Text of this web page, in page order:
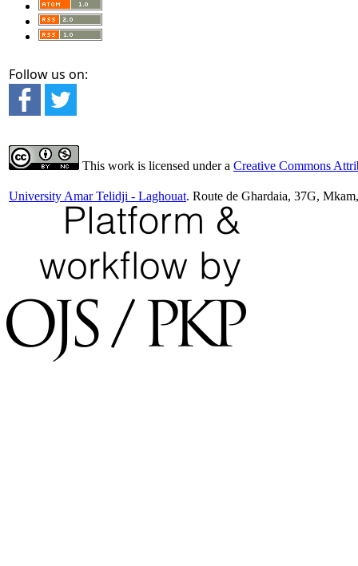
Follow us on:
This work is licensed under a Creative Commons
University Amar Telidji - Laghouat. Route de Ghardaia, 37G,